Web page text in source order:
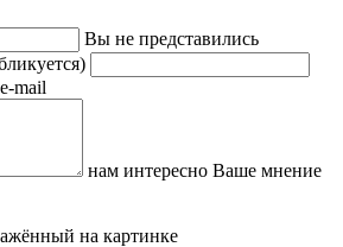
Вы не представились
mail
нам интересно Ваше мнение
на картинке